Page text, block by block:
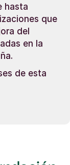
hasta
que
del
en la
de esta